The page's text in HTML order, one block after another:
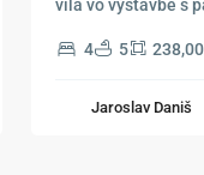
vila vo výstavbe s
4 5
Jaroslav Daniš